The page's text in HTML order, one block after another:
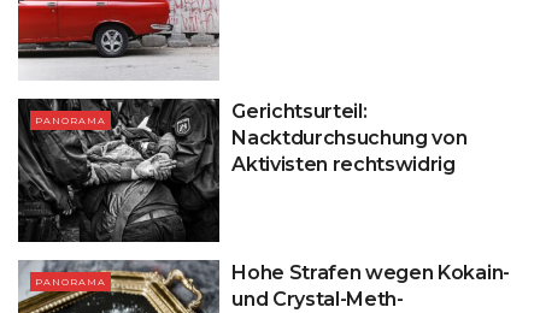
PANORAMA
Gerichtsurteil:
Nacktdurchsuchung von
Aktivisten rechtswidrig
PANORAMA
Hohe Strafen wegen Kokain-
und Crystal-Meth-